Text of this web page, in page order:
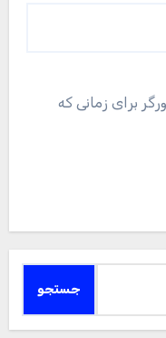
برای زمانی که